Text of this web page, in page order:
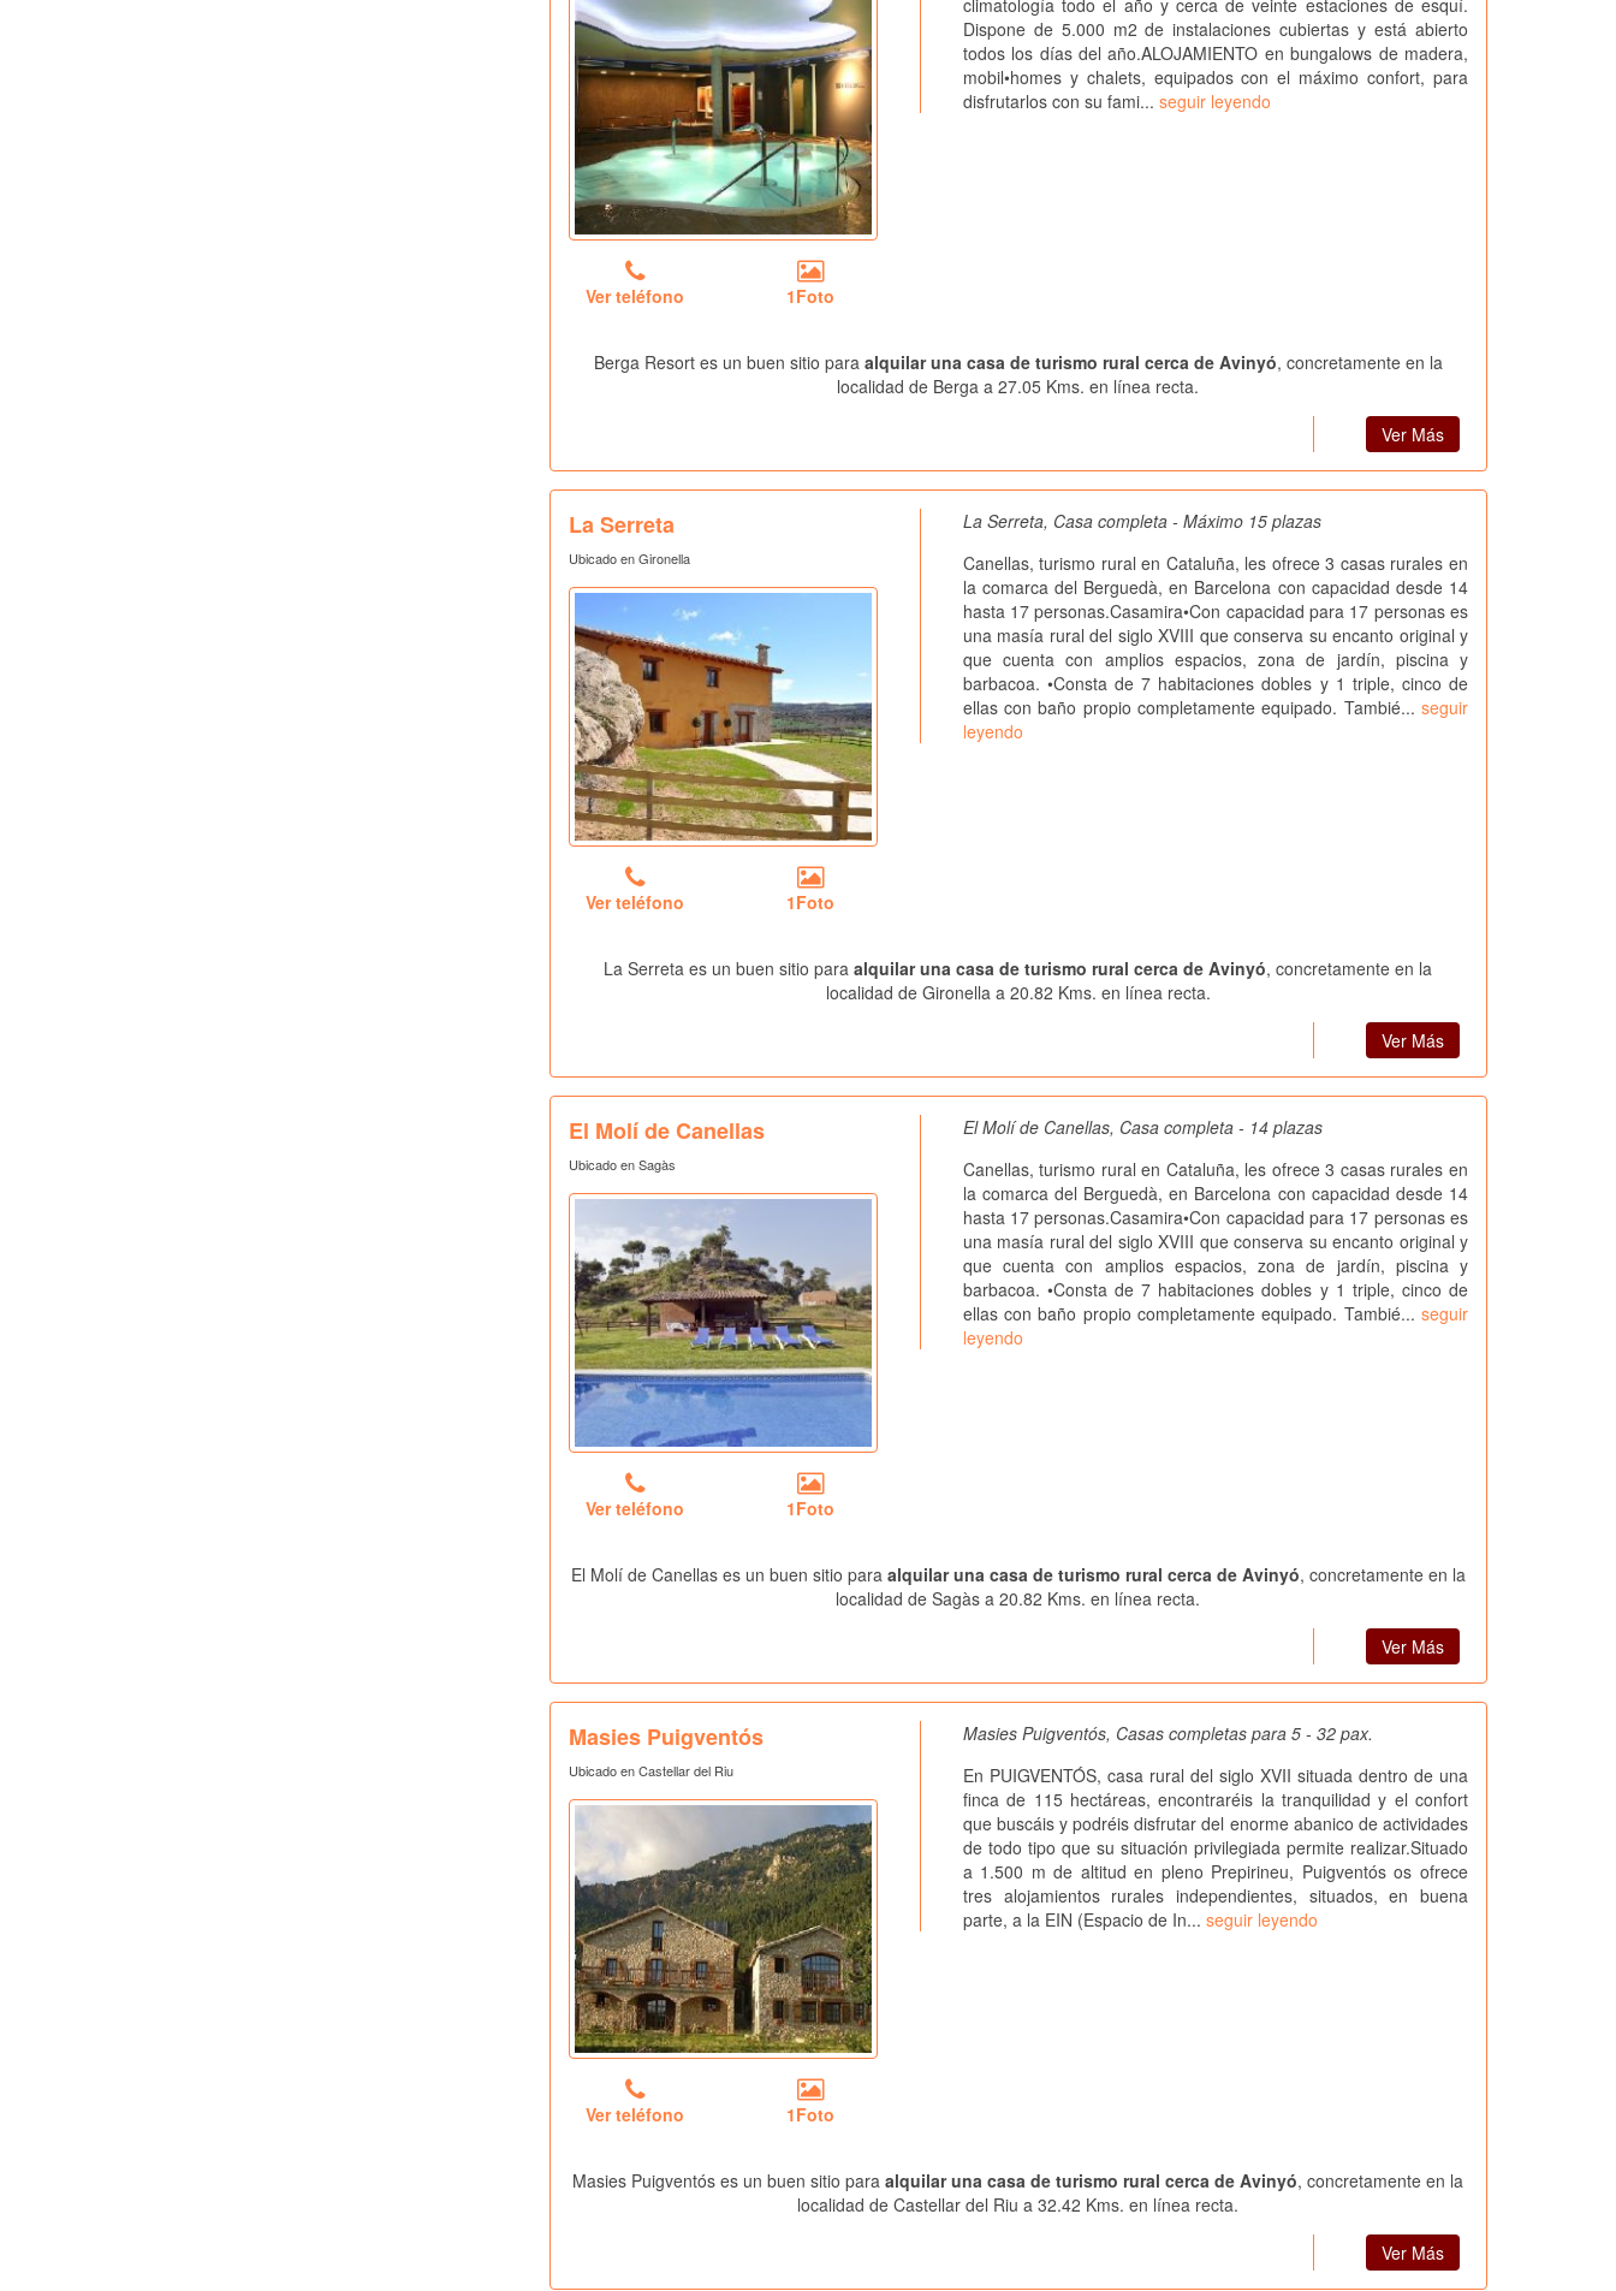
Ver teléfono 1Foto
climatología todo el año y cerca de veinte estaciones de esquí.
Dispone de 5.000 m2 de instalaciones cubiertas y está abierto
todos los días del año.ALOJAMIENTO en bungalows de madera,
mobil•homes y chalets, equipados con el máximo confort, para
disfrutarlos con su fami... seguir leyendo
Berga Resort es un buen sitio para alquilar una casa de turismo rural cerca de Avinyó, concretamente en la
localidad de Berga a 27.05 Kms. en línea recta.
Ver Más
La Serreta
Ubicado en Gironella
Ver teléfono 1Foto
La Serreta, Casa completa - Máximo 15 plazas
Canellas, turismo rural en Cataluña, les ofrece 3 casas rurales en
la comarca del Berguedà, en Barcelona con capacidad desde 14
hasta 17 personas.Casamira•Con capacidad para 17 personas es
una masía rural del siglo XVIII que conserva su encanto original y
que cuenta con amplios espacios, zona de jardín, piscina y
barbacoa. •Consta de 7 habitaciones dobles y 1 triple, cinco de
ellas con baño propio completamente equipado. Tambié... seguir
leyendo
La Serreta es un buen sitio paraalquilar una casa de turismo rural cerca de Avinyó, concretamente en la
localidad de Gironella a 20.82 Kms. en línea recta.
Ver Más
El Molí de Canellas
Ubicado en Sagàs
Ver teléfono 1Foto
El Molí de Canellas, Casa completa - 14 plazas
Canellas, turismo rural en Cataluña, les ofrece 3 casas rurales en
la comarca del Berguedà, en Barcelona con capacidad desde 14
hasta 17 personas.Casamira•Con capacidad para 17 personas es
una masía rural del siglo XVIII que conserva su encanto original y
que cuenta con amplios espacios, zona de jardín, piscina y
barbacoa. •Consta de 7 habitaciones dobles y 1 triple, cinco de
ellas con baño propio completamente equipado. Tambié... seguir
leyendo
El Molí de Canellas es un buen sitio para alquilar una casa de turismo rural cerca de Avinyó, concretamente en la
localidad de Sagàs a 20.82 Kms. en línea recta.
Ver Más
Masies Puigventós
Ubicado en Castellar del Riu
Ver teléfono 1Foto
Masies Puigventós, Casas completas para 5 - 32 pax.
En PUIGVENTÓS, casa rural del siglo XVII situada dentro de una
finca de 115 hectáreas, encontraréis la tranquilidad y el confort
que buscáis y podréis disfrutar del enorme abanico de actividades
de todo tipo que su situación privilegiada permite realizar.Situado
a 1.500 m de altitud en pleno Prepirineu, Puigventós os ofrece
tres alojamientos rurales independientes, situados, en buena
parte, a la EIN (Espacio de In... seguir leyendo
Masies Puigventós es un buen sitio paraalquilar una casa de turismo rural cerca de Avinyó, concretamente en la
localidad de Castellar del Riu a 32.42 Kms. en línea recta.
Ver Más